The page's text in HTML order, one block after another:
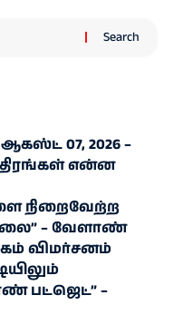
Search
07, 2026 –
என்ன
நிறைவேற்ற
– வேளாண்
விமர்சனம்
பட்ஜெட்” –